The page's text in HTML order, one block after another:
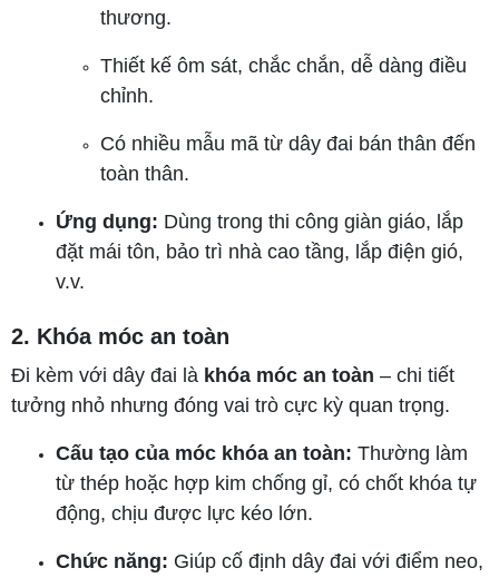
thương.
Thiết kế ôm sát, chắc chắn, dễ dàng điều
chỉnh.
Có nhiều mẫu mã từ dây đai bán thân đến
toàn thân.
Ứng dụng: Dùng trong thi công giàn giáo, lắp
đặt mái tôn, bảo trì nhà cao tầng, lắp điện gió,
v.v.
2. Khóa móc an toàn
Đi kèm với dây đai là khóa móc an toàn – chi tiết
tưởng nhỏ nhưng đóng vai trò cực kỳ quan trọng.
Cấu tạo của móc khóa an toàn: Thường làm
từ thép hoặc hợp kim chống gỉ, có chốt khóa tự
động, chịu được lực kéo lớn.
Chức năng: Giúp cố định dây đai với điểm neo,